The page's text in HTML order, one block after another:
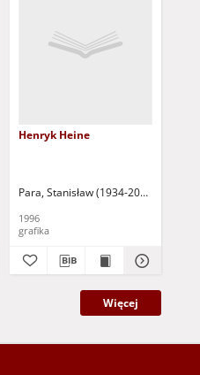
Henryk Heine
Para, Stanisław (1934-2010)
1996
grafika
Więcej